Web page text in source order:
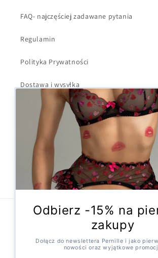
FAQ- najczęściej zadawane pytania
Regulamin
Polityka Prywatności
Dostawa i wysyłka
Kontakt
Formularz odstąpienia
FacebookInstagram
X
(Twitter)
Metody
płatności